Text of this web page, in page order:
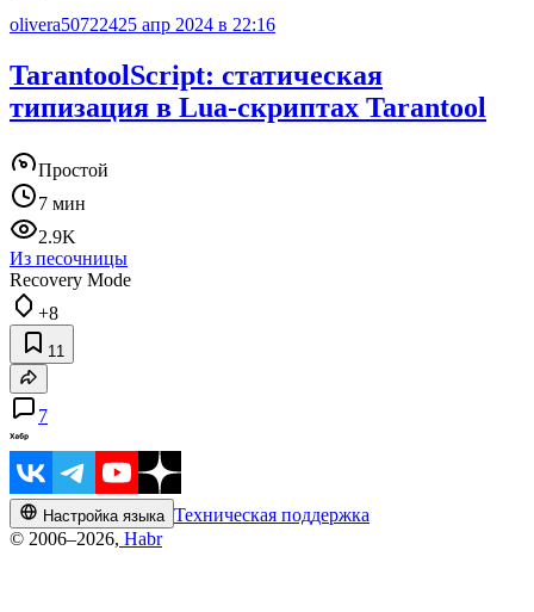
olivera50722425 апр 2024 в 22:16
TarantoolScript: статическая
типизация в Lua-скриптах Tarantool
Простой
7 мин
2.9K
Из песочницы
Recovery Mode
+8
11
7
Настройка языка Техническая поддержка
© 2006–2026, Habr